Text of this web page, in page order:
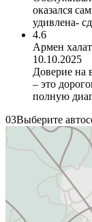
оказался
удивлена-
4.6
Армен
10.10.2025
Доверие на
– это
полную
03Выберите